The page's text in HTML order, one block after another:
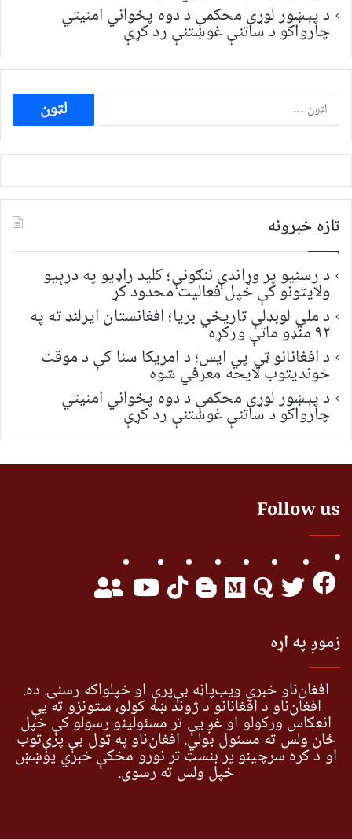
د پېښور لوړې محکمې د دوه پخواني امنیتي
چارواکو د ساتنې غوښتنې رد کړې
ددی
لپاره
لټون:
تازه خبرونه
د رسنیو پر وړاندې ننګونې؛ کلید راډیو په درېیو
ولایتونو کې خپل فعالیت محدود کړ
د ملي لوبډلې تاریخي بریا؛ افغانستان ایرلنډ ته په
۹۲ منډو ماتې ورکړه
د افغانانو ټي پي ایس؛ د امریکا سنا کې د موقت
خونديتوب لایحه معرفي شوه
د پېښور لوړې محکمې د دوه پخواني امنیتي
چارواکو د ساتنې غوښتنې رد کړې
Follow us
زموږ په اړه
افغان‌ناو خبري ویب‌پاڼه بې‌پرې او خپلواکه رسنۍ ده.
افغان‌ناو د افغانانو د ژوند ښه کولو، ستونزو ته یې
انعکاس ورکولو او غږ یې تر مسئولینو رسولو کې خپل
ځان ولس ته مسئول بولي. افغان‌ناو په ټول بې پرې‌توب
او د کره سرچینو پر بنسټ تر نورو مخکې خبري پوښښ
خپل ولس ته رسوي.